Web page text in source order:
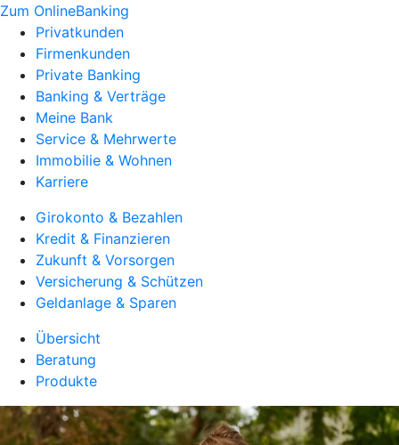
Zum OnlineBanking
Privatkunden
Firmenkunden
Private Banking
Banking & Verträge
Meine Bank
Service & Mehrwerte
Immobilie & Wohnen
Karriere
Girokonto & Bezahlen
Kredit & Finanzieren
Zukunft & Vorsorgen
Versicherung & Schützen
Geldanlage & Sparen
Übersicht
Beratung
Produkte